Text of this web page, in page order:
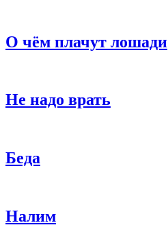
О чём плачут лошади
Не надо врать
Беда
Налим